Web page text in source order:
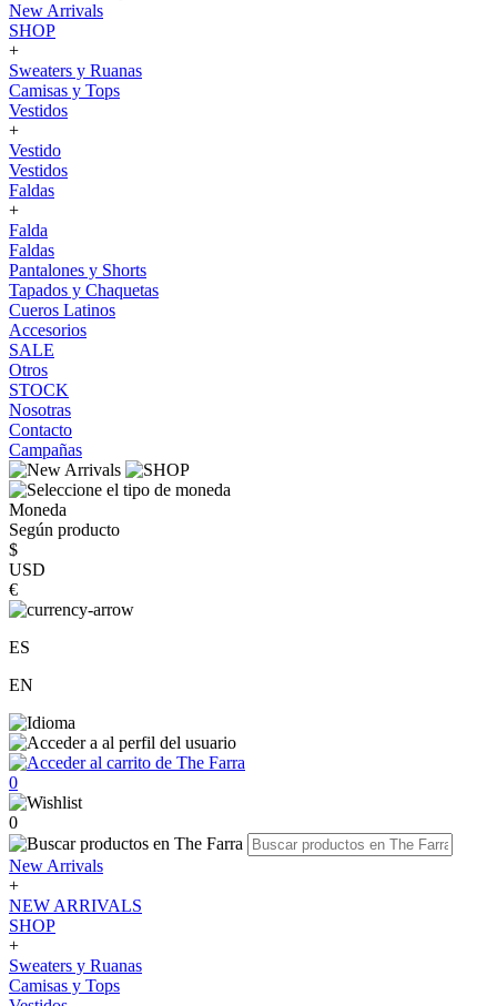
New Arrivals
SHOP
+
Sweaters y Ruanas
Camisas y Tops
Vestidos
+
Vestido
Vestidos
Faldas
+
Falda
Faldas
Pantalones y Shorts
Tapados y Chaquetas
Cueros Latinos
Accesorios
SALE
Otros
STOCK
Nosotras
Contacto
Campañas
Moneda
Según producto
$
USD
€
ES
EN
0
0
New Arrivals
+
NEW ARRIVALS
SHOP
+
Sweaters y Ruanas
Camisas y Tops